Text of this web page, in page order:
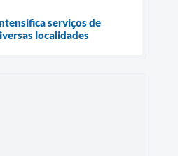
serviços de
localidades